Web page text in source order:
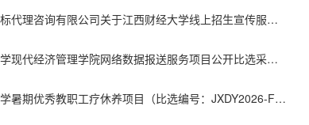
江西铭大招标代理咨询有限公司关于江西财经大学线上招生宣传服务项目（项目编号：JXMD2026-Q028）比选公告
江西财经大学现代经济管理学院网络数据报送服务项目公开比选采购公告（项目编号：JXRY20260547）
江西财经大学暑期优秀教职工疗休养项目（比选编号：JXDY2026-FW-B0034）比选公告